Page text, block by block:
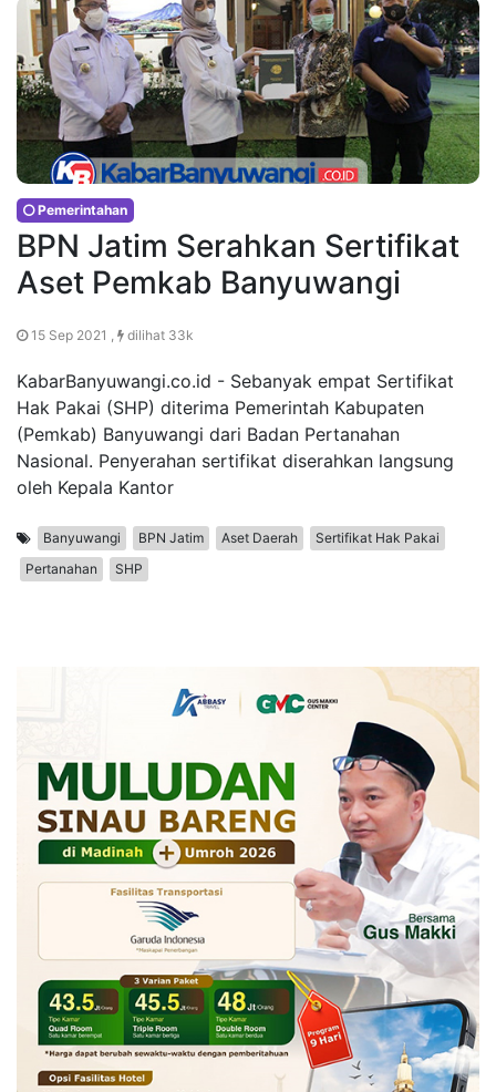
Pemerintahan
BPN Jatim Serahkan Sertifikat
Aset Pemkab Banyuwangi
15 Sep 2021 , dilihat 33k
KabarBanyuwangi.co.id - Sebanyak empat Sertifikat
Hak Pakai (SHP) diterima Pemerintah Kabupaten
(Pemkab) Banyuwangi dari Badan Pertanahan
Nasional. Penyerahan sertifikat diserahkan langsung
oleh Kepala Kantor
Banyuwangi BPN Jatim Aset Daerah
Sertifikat Hak Pakai
Pertanahan
SHP